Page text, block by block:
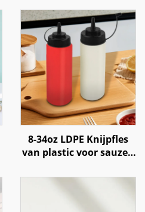
8-34oz LDPE Knijpfles
van plastic voor sauzen
en hete chilisaus